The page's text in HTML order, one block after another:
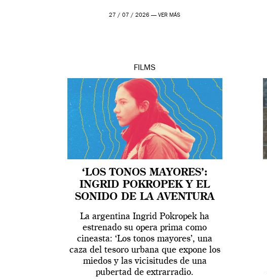
27 / 07 / 2026 —VER MÁS
FILMS
‘LOS TONOS MAYORES’:
INGRID POKROPEK Y EL
SONIDO DE LA AVENTURA
La argentina Ingrid Pokropek ha
estrenado su opera prima como
cineasta: ‘Los tonos mayores’, una
caza del tesoro urbana que expone los
miedos y las vicisitudes de una
pubertad de extrarradio.